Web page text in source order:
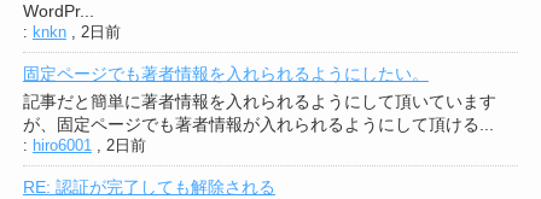
WordPr...
: knkn, 2日前
固定ページでも著者情報を入れられるようにしたい。
記事だと簡単に著者情報を入れられるようにして頂いています
が、固定ページでも著者情報が入れられるようにして頂ける...
: hiro6001, 2日前
RE: 認証が完了しても解除される